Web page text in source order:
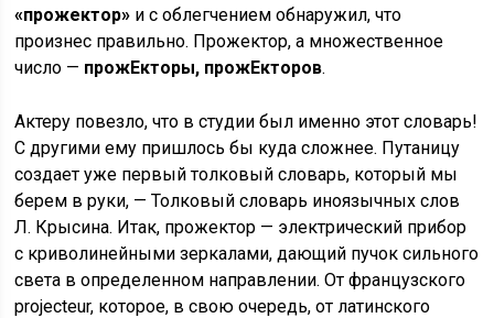
«прожектор» и с облегчением обнаружил, что
произнес правильно. Прожектор, а множественное
число — прожЕкторы, прожЕкторов.
Актеру повезло, что в студии был именно этот словарь!
С другими ему пришлось бы куда сложнее. Путаницу
создает уже первый толковый словарь, который мы
берем в руки, — Толковый словарь иноязычных слов
Л. Крысина. Итак, прожектор — электрический прибор
с криволинейными зеркалами, дающий пучок сильного
света в определенном направлении. От французского
projecteur, которое, в свою очередь, от латинского